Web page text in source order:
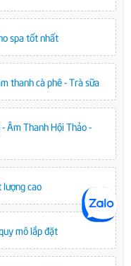
spa tốt nhất
thanh cà phê - Trà sữa
Âm Thanh Hội Thảo -
lượng cao
mô lắp đặt